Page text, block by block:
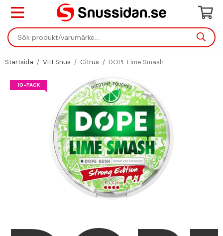
Startsida / Vitt Snus / Citrus / DOPE Lime Smash
10-PACK